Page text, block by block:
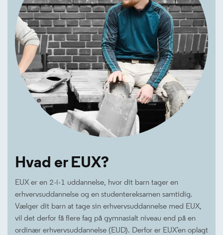
Hvad er EUX?
EUX er en 2-i-1 uddannelse, hvor dit barn tager en
erhvervsuddannelse og en studentereksamen samtidig.
Vælger dit barn at tage sin erhvervsuddannelse med EUX,
vil det derfor få flere fag på gymnasialt niveau end på en
ordinær erhvervsuddannelse (EUD). Derfor er EUX’en oplagt